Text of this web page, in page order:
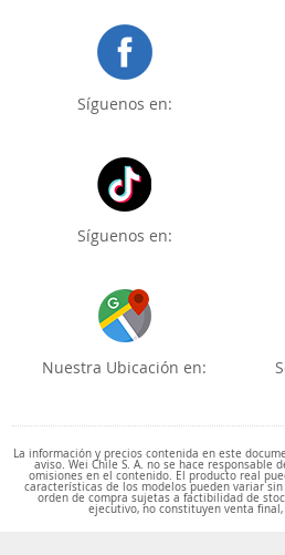
Síguenos en:
Síguenos en:
Nuestra Ubicación en:
La información y precios contenida en este
aviso. Wei Chile S. A. no se hace responsable
omisiones en el contenido. El producto real
características de los modelos pueden variar
orden de compra sujetas a factibilidad de
ejecutivo, no constituyen venta